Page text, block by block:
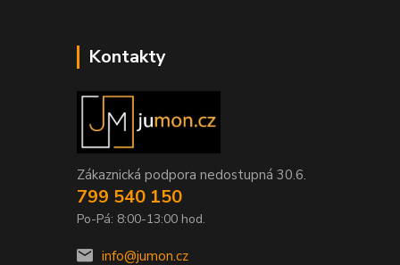
Kontakty
Zákaznická podpora nedostupná 30.6.
799 540 150
Po-Pá: 8:00-13:00 hod.
info@jumon.cz